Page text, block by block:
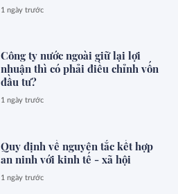
1 ngày trước
Công ty nước ngoài giữ lại lợi
nhuận thì có phải điều chỉnh vốn
đầu tư?
1 ngày trước
Quy định về nguyên tắc kết hợp
an ninh với kinh tế - xã hội
1 ngày trước